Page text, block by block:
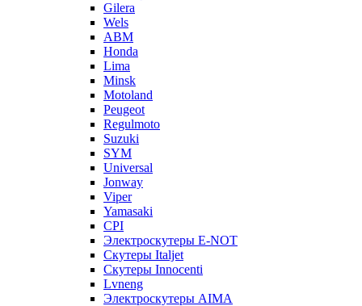
Gilera
Wels
ABM
Honda
Lima
Minsk
Motoland
Peugeot
Regulmoto
Suzuki
SYM
Universal
Jonway
Viper
Yamasaki
CPI
Электроскутеры E-NOT
Скутеры Italjet
Скутеры Innocenti
Lvneng
Электроскутеры AIMA